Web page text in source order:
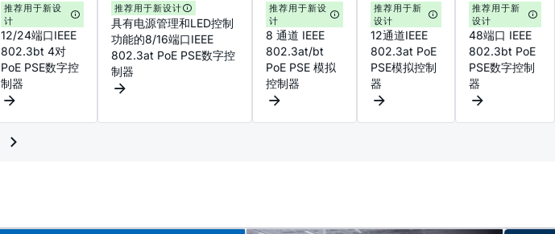
推荐用于新设
计
12/24端口IEEE
802.3bt 4对
PoE PSE数字控
制器
推荐用于新设计
具有电源管理和LED控制
功能的8/16端口IEEE
802.3at PoE PSE数字控
制器
推荐用于新设
计
8 通道 IEEE
802.3at/bt
PoE PSE 模拟
控制器
推荐用于新
设计
12通道IEEE
802.3at PoE
PSE模拟控制
器
推荐用于新
设计
48端口 IEEE
802.3bt PoE
PSE数字控制
器